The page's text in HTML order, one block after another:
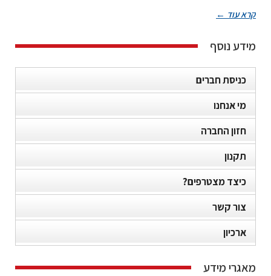
בקיבוץ
קרא עוד ←
מידע נוסף
כניסת חברים
מי אנחנו
חזון החברה
תקנון
כיצד מצטרפים?
צור קשר
ארכיון
מאגרי מידע